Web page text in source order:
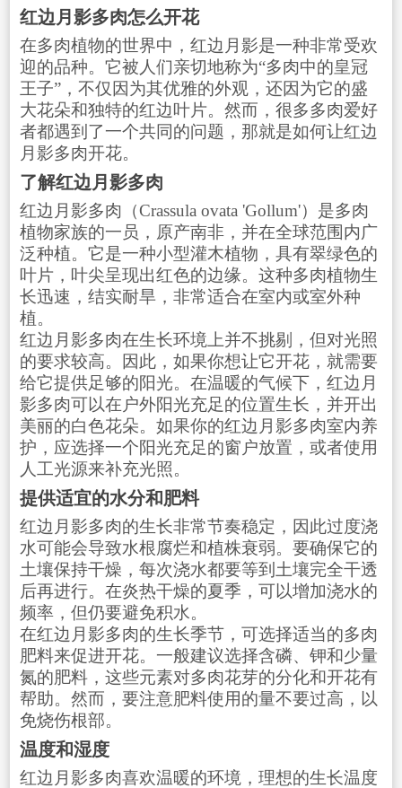
红边月影多肉怎么开花
在多肉植物的世界中，红边月影是一种非常受欢
迎的品种。它被人们亲切地称为“多肉中的皇冠
王子”，不仅因为其优雅的外观，还因为它的盛
大花朵和独特的红边叶片。然而，很多多肉爱好
者都遇到了一个共同的问题，那就是如何让红边
月影多肉开花。
了解红边月影多肉
红边月影多肉（Crassula ovata 'Gollum'）是多肉
植物家族的一员，原产南非，并在全球范围内广
泛种植。它是一种小型灌木植物，具有翠绿色的
叶片，叶尖呈现出红色的边缘。这种多肉植物生
长迅速，结实耐旱，非常适合在室内或室外种
植。
红边月影多肉在生长环境上并不挑剔，但对光照
的要求较高。因此，如果你想让它开花，就需要
给它提供足够的阳光。在温暖的气候下，红边月
影多肉可以在户外阳光充足的位置生长，并开出
美丽的白色花朵。如果你的红边月影多肉室内养
护，应选择一个阳光充足的窗户放置，或者使用
人工光源来补充光照。
提供适宜的水分和肥料
红边月影多肉的生长非常节奏稳定，因此过度浇
水可能会导致水根腐烂和植株衰弱。要确保它的
土壤保持干燥，每次浇水都要等到土壤完全干透
后再进行。在炎热干燥的夏季，可以增加浇水的
频率，但仍要避免积水。
在红边月影多肉的生长季节，可选择适当的多肉
肥料来促进开花。一般建议选择含磷、钾和少量
氮的肥料，这些元素对多肉花芽的分化和开花有
帮助。然而，要注意肥料使用的量不要过高，以
免烧伤根部。
温度和湿度
红边月影多肉喜欢温暖的环境，理想的生长温度